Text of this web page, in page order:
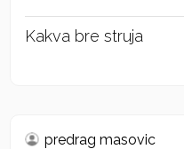
Kakva bre struja
predrag masovic